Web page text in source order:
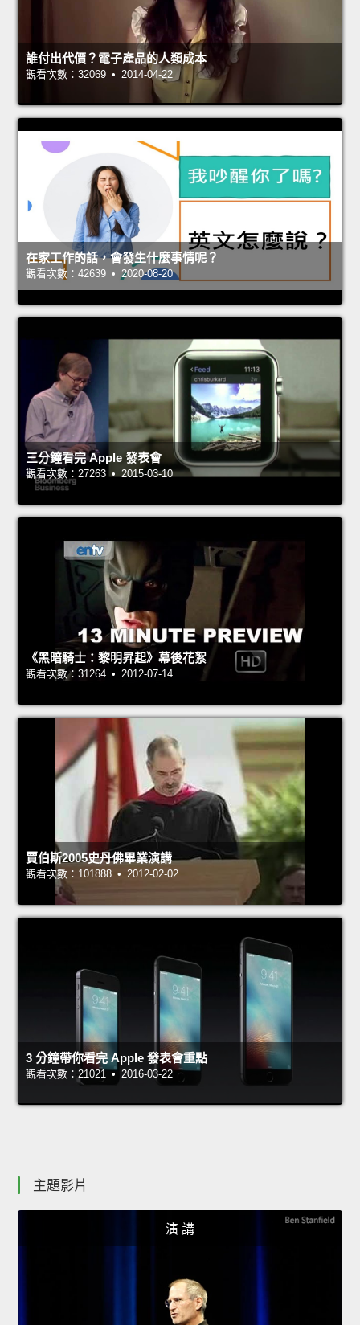
誰付出代價？電子產品的人類成本
觀看次數：32069 • 2014-04-22
在家工作的話，會發生什麼事情呢？
觀看次數：42639 • 2020-08-20
三分鐘看完 Apple 發表會
觀看次數：27263 • 2015-03-10
《黑暗騎士：黎明昇起》幕後花絮
觀看次數：31264 • 2012-07-14
賈伯斯2005史丹佛畢業演講
觀看次數：101888 • 2012-02-02
3 分鐘帶你看完 Apple 發表會重點
觀看次數：21021 • 2016-03-22
主題影片
演 講